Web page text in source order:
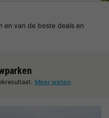
en van de beste deals en
Meer weten